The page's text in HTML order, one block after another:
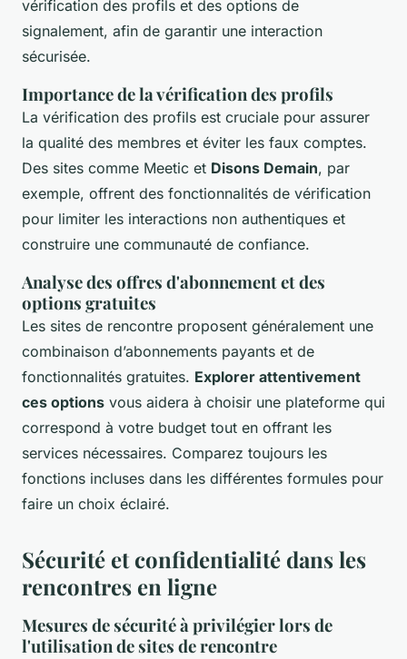
vérification des profils et des options de
signalement, afin de garantir une interaction
sécurisée.
Importance de la vérification des profils
La vérification des profils est cruciale pour assurer
la qualité des membres et éviter les faux comptes.
Des sites comme Meetic et Disons Demain, par
exemple, offrent des fonctionnalités de vérification
pour limiter les interactions non authentiques et
construire une communauté de confiance.
Analyse des offres d'abonnement et des
options gratuites
Les sites de rencontre proposent généralement une
combinaison d’abonnements payants et de
fonctionnalités gratuites. Explorer attentivement
ces options vous aidera à choisir une plateforme qui
correspond à votre budget tout en offrant les
services nécessaires. Comparez toujours les
fonctions incluses dans les différentes formules pour
faire un choix éclairé.
Sécurité et confidentialité dans les
rencontres en ligne
Mesures de sécurité à privilégier lors de
l'utilisation de sites de rencontre